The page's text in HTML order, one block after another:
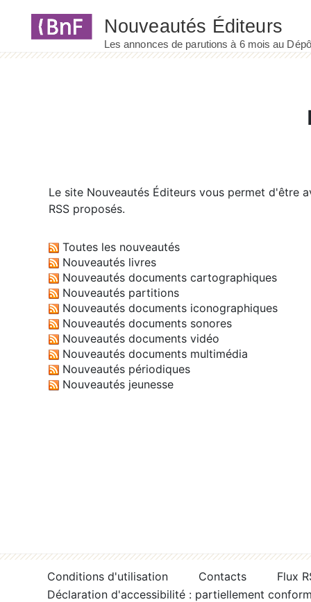
Le site Nouveautés Éditeurs vous permet d'être
RSS proposés.
Toutes les nouveautés
Nouveautés livres
Nouveautés documents cartographiques
Nouveautés partitions
Nouveautés documents iconographiques
Nouveautés documents sonores
Nouveautés documents vidéo
Nouveautés documents multimédia
Nouveautés périodiques
Nouveautés jeunesse
Conditions d'utilisation Contacts
Flux
Déclaration d'accessibilité : partiellement